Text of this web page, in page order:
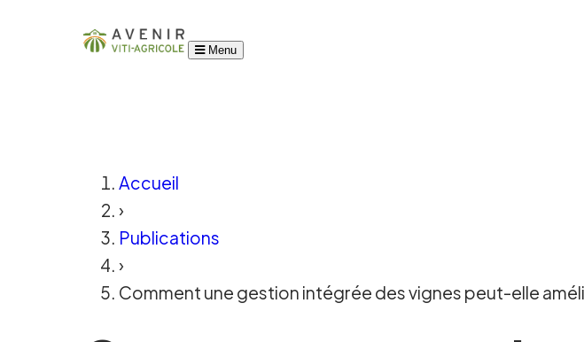
Menu
Accueil
›
Publications
›
Comment une gestion intégrée des vignes peut-elle